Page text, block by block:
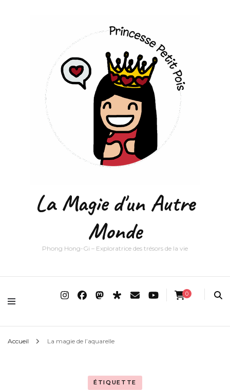
La Magie d'un Autre
Monde
Phong Hong-Gi – Exploratrice des trésors de la vie
0
Accueil La magie de l’aquarelle
ÉTIQUETTE